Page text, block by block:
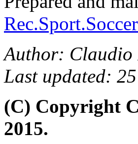
Author: Claudio
Last updated:
(C) Copyright
2015.